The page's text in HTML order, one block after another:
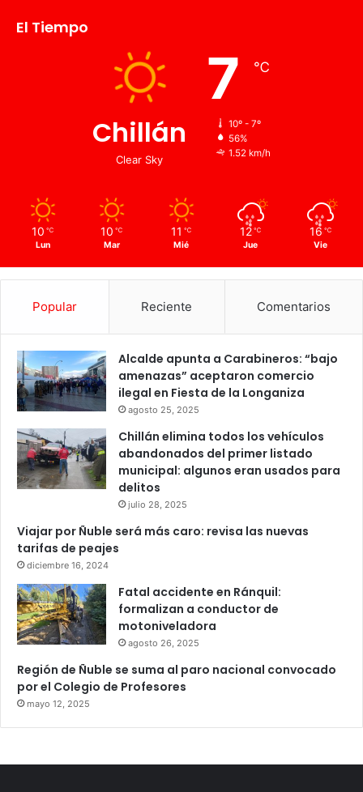
El Tiempo
Chillán
Clear Sky
7 ℃
10º - 7º
56%
1.52 km/h
10 ℃
Lun
10 ℃
Mar
11 ℃
Mié
12 ℃
Jue
16 ℃
Vie
Popular Reciente Comentarios
Alcalde apunta a Carabineros: “bajo
amenazas” aceptaron comercio
ilegal en Fiesta de la Longaniza
agosto 25, 2025
Chillán elimina todos los vehículos
abandonados del primer listado
municipal: algunos eran usados para
delitos
julio 28, 2025
Viajar por Ñuble será más caro: revisa las nuevas
tarifas de peajes
diciembre 16, 2024
Fatal accidente en Ránquil:
formalizan a conductor de
motoniveladora
agosto 26, 2025
Región de Ñuble se suma al paro nacional convocado
por el Colegio de Profesores
mayo 12, 2025